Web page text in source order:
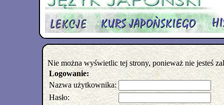
Nie można wyświetlic tej strony, ponieważ nie jesteś
Logowanie:
Nazwa użytkownika:
Hasło: